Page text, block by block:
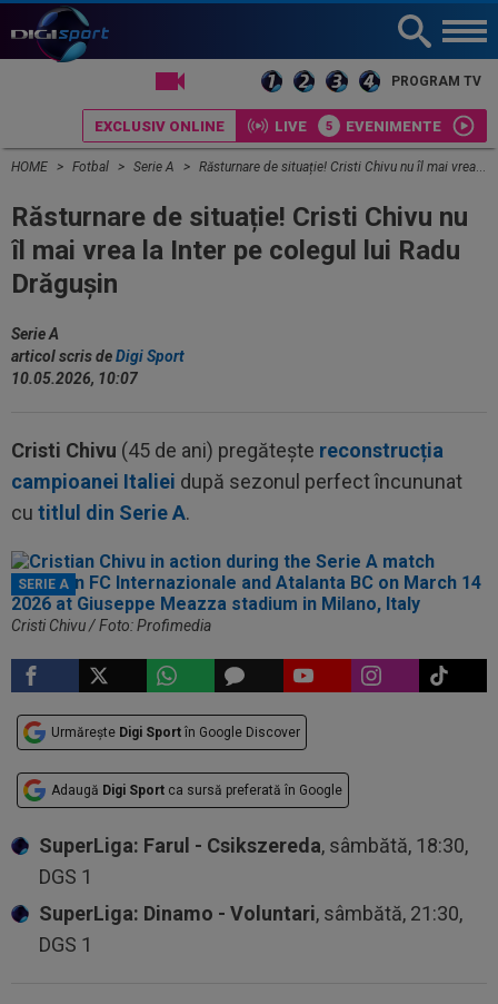
PROGRAM TV
EXCLUSIV ONLINE LIVE EVENIMENTE
HOME Fotbal Serie A Răsturnare de situație! Cristi Chivu nu îl mai vrea la Inter pe colegul lui Radu Drăgușin
Răsturnare de situație! Cristi Chivu nu
îl mai vrea la Inter pe colegul lui Radu
Drăgușin
Serie A
articol scris deDigi Sport
10.05.2026, 10:07
Cristi Chivu (45 de ani) pregătește reconstrucția
campioanei Italiei după sezonul perfect încununat
cu titlul din Serie A.
SERIE A
Cristi Chivu / Foto: Profimedia
Urmărește Digi Sport în Google Discover
Adaugă Digi Sport ca sursă preferată în Google
SuperLiga: Farul - Csikszereda, sâmbătă, 18:30,
DGS 1
SuperLiga: Dinamo - Voluntari, sâmbătă, 21:30,
DGS 1